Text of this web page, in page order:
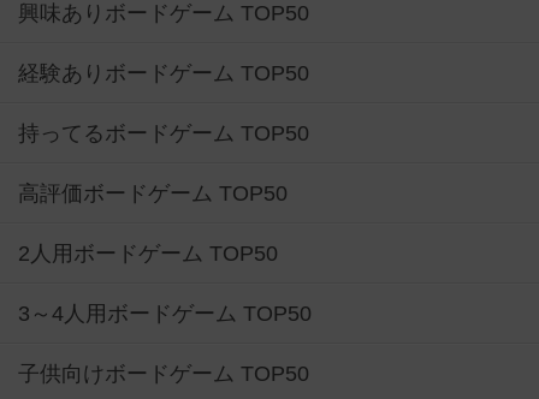
興味ありボードゲーム TOP50
経験ありボードゲーム TOP50
持ってるボードゲーム TOP50
高評価ボードゲーム TOP50
2人用ボードゲーム TOP50
3～4人用ボードゲーム TOP50
子供向けボードゲーム TOP50